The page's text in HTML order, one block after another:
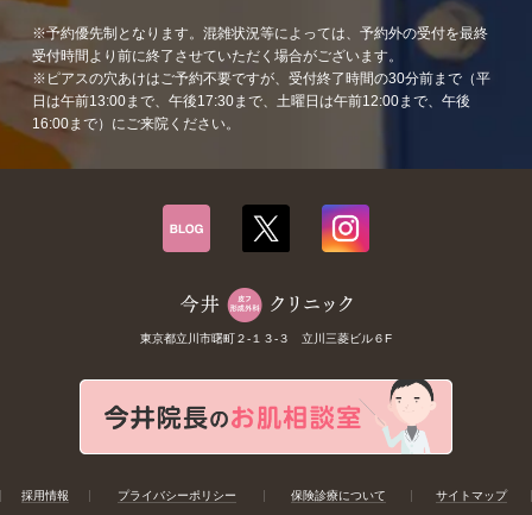
※予約優先制となります。混雑状況等によっては、予約外の受付を最終
受付時間より前に終了させていただく場合がございます。
※ピアスの穴あけはご予約不要ですが、受付終了時間の30分前まで（平
日は午前13:00まで、午後17:30まで、土曜日は午前12:00まで、午後
16:00まで）にご来院ください。
東京都立川市曙町２-１３-３ 立川三菱ビル６F
採用情報 プライバシーポリシー 保険診療について サイトマップ